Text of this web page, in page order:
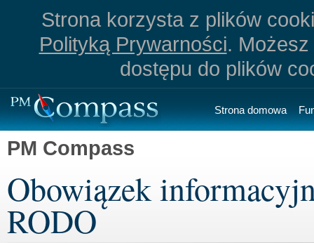
Strona korzysta z plików
Polityką Prywarności.
dostępu do plików
Strona domowa
PM Compass
Obowiązek
RODO